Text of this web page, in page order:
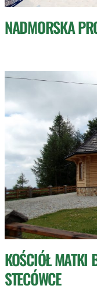
NADMORSKA
KOŚCIÓŁ MATKI
STECÓWCE